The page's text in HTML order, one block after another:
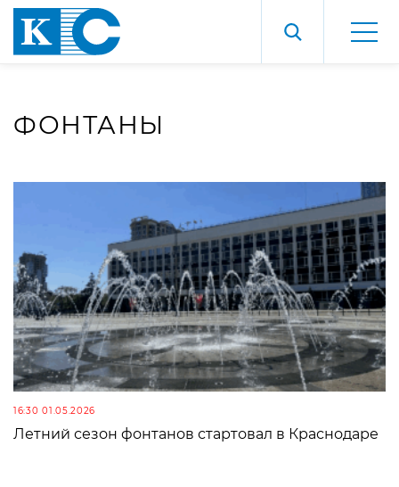
ФОНТАНЫ
16:30 01.05.2026
Летний сезон фонтанов стартовал в Краснодаре